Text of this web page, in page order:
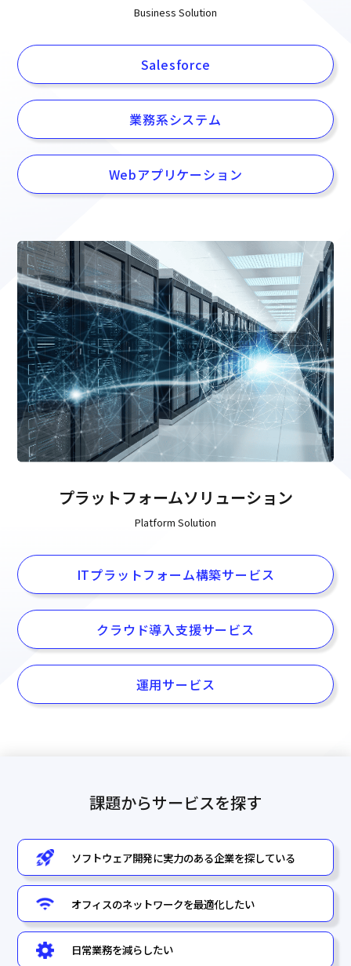
Business Solution
Salesforce
業務系システム
Webアプリケーション
プラットフォームソリューション
Platform Solution
ITプラットフォーム構築サービス
クラウド導入支援サービス
運用サービス
課題からサービスを探す
ソフトウェア開発に実力のある企業を探している
オフィスのネットワークを最適化したい
日常業務を減らしたい